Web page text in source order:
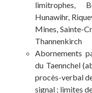
limitrophes,
Hunawihr,
Mines, Sainte-
Thannenkirch
Abornements
du Taennchel
procès-verbal
signal ; limites